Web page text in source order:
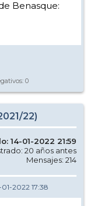
Benasque:
0
22)
14-01-2022 21:59
20 años antes
Mensajes: 214
01-2022 17:38